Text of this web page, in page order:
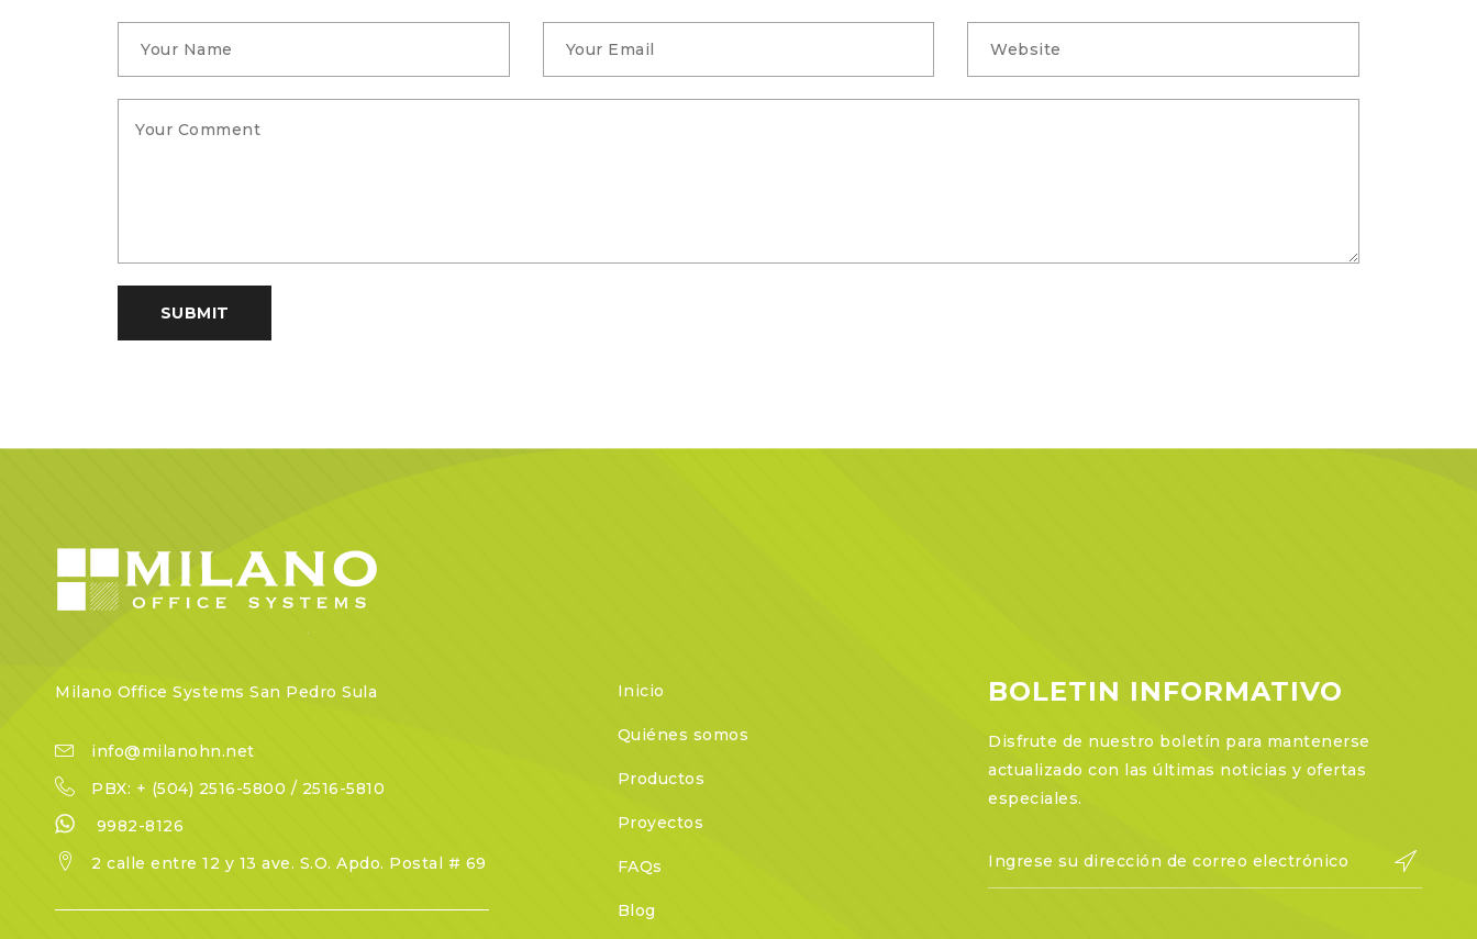
SUBMIT
Milano Office Systems San Pedro Sula
info@milanohn.net
PBX: + (504) 2516-5800 / 2516-5810
9982-8126
2 calle entre 12 y 13 ave. S.O. Apdo. Postal # 69
Inicio
Quiénes somos
Productos
Proyectos
FAQs
Blog
BOLETIN INFORMATIVO
Disfrute de nuestro boletín para mantenerse
actualizado con las últimas noticias y ofertas
especiales.